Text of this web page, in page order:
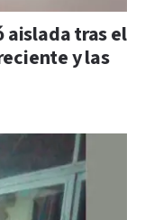
aislada tras el
y las